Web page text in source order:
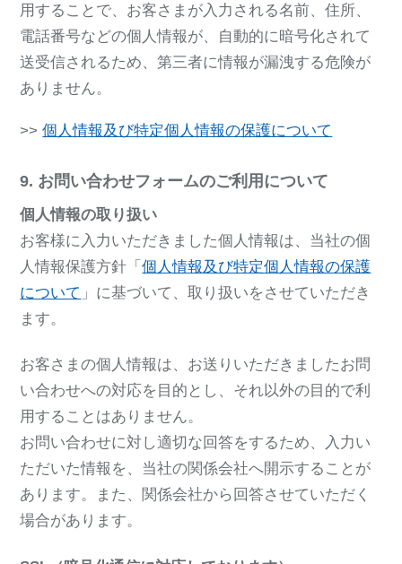
用することで、お客さまが入力される名前、住所、
電話番号などの個人情報が、自動的に暗号化されて
送受信されるため、第三者に情報が漏洩する危険が
ありません。
>>個人情報及び特定個人情報の保護について
9. お問い合わせフォームのご利用について
個人情報の取り扱い
お客様に入力いただきました個人情報は、当社の個
人情報保護方針「個人情報及び特定個人情報の保護
について 」に基づいて、取り扱いをさせていただき
ます。
お客さまの個人情報は、お送りいただきましたお問
い合わせへの対応を目的とし、それ以外の目的で利
用することはありません。
お問い合わせに対し適切な回答をするため、入力い
ただいた情報を、当社の関係会社へ開示することが
あります。また、関係会社から回答させていただく
場合があります。